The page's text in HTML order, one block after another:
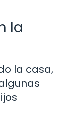
la
la casa,